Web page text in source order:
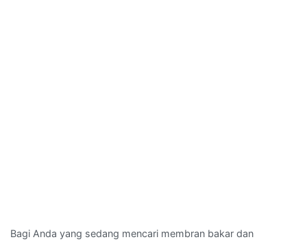
Bagi Anda yang sedang mencari membran bakar dan